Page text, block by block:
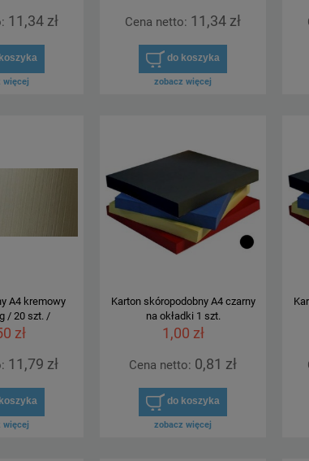
wpinania w segregator
1,10 zł
wpinania w
11,34 zł
więcej
Cena netto: 11,34 zł
do koszyka
zobacz więcej
A4 kremowy
/ 20 szt. /
zł
11,79 zł
więcej
Karton skóropodobny A4 czarny
na okładki 1 szt.
1,00 zł
Cena netto: 0,81 zł
do koszyka
zobacz więcej